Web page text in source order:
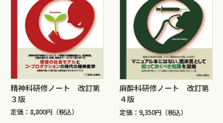
精神科研修ノート 改訂第
３版
定価：8,800円（税込）
麻酔科研修ノート 改訂第
４版
定価：9,350円（税込）